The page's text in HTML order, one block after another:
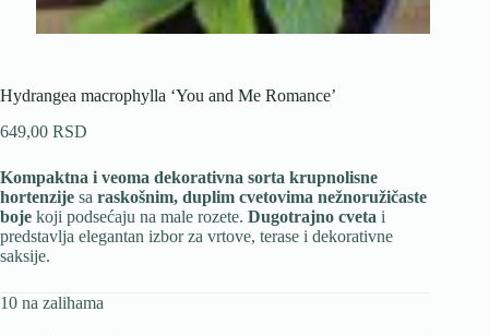
Hydrangea macrophylla ‘You and Me Romance’
649,00 RSD
Kompaktna i veoma dekorativna sorta krupnolisne
hortenzije sa raskošnim, duplim cvetovima nežnoružičaste
boje koji podsećaju na male rozete. Dugotrajno cveta i
predstavlja elegantan izbor za vrtove, terase i dekorativne
saksije.
10 na zalihama